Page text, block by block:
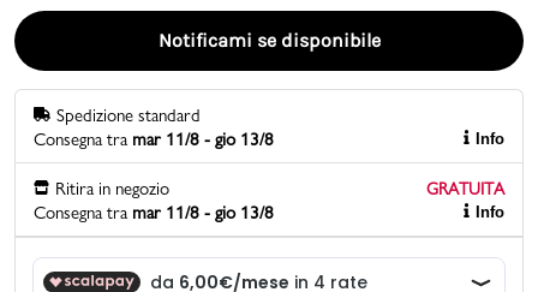
Promo & News
negozi
contatti
pcard
Notificami se disponibile
Spedizione standard
Consegna tra mar 11/8 - gio 13/8 Info
Ritira in negozio
GRATUITA
Consegna tra mar 11/8 - gio 13/8 Info